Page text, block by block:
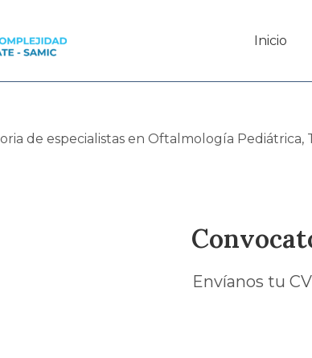
Inicio
de especialistas en Oftalmología
Envíanos tu